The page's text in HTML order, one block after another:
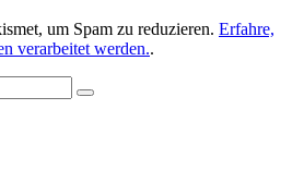
um Spam zu reduzieren. Erfahre,
verarbeitet werden..